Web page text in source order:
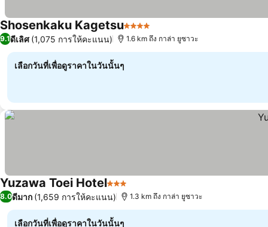
Shosenkaku Kagetsu4 ดาว
9.1ดีเลิศ (1,075 การให้คะแนน) 1.6 km ถึง กาล่า ยูซาวะ
เลือกวันที่เพื่อดูราคาในวันนั้นๆ
Yuzawa Toei Hotel3 ดาว
8.0ดีมาก (1,659 การให้คะแนน) 1.3 km ถึง กาล่า ยูซาวะ
เลือกวันที่เพื่อดูราคาในวันนั้นๆ